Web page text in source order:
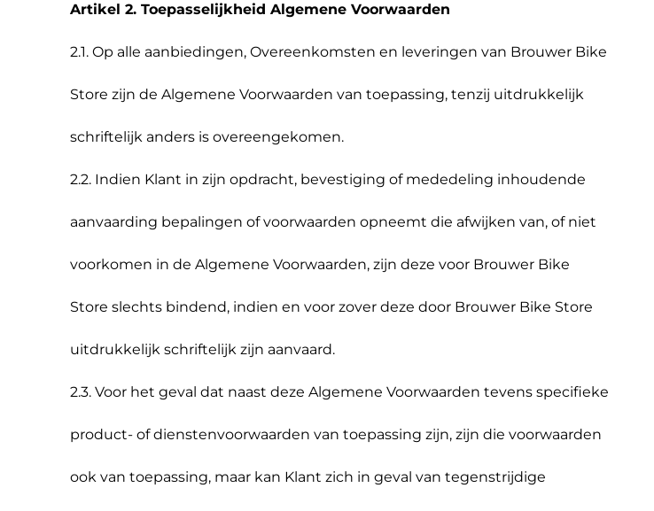
Artikel 2. Toepasselijkheid Algemene Voorwaarden
2.1. Op alle aanbiedingen, Overeenkomsten en leveringen van Brouwer Bike
Store zijn de Algemene Voorwaarden van toepassing, tenzij uitdrukkelijk
schriftelijk anders is overeengekomen.
2.2. Indien Klant in zijn opdracht, bevestiging of mededeling inhoudende
aanvaarding bepalingen of voorwaarden opneemt die afwijken van, of niet
voorkomen in de Algemene Voorwaarden, zijn deze voor Brouwer Bike
Store slechts bindend, indien en voor zover deze door Brouwer Bike Store
uitdrukkelijk schriftelijk zijn aanvaard.
2.3. Voor het geval dat naast deze Algemene Voorwaarden tevens specifieke
product- of dienstenvoorwaarden van toepassing zijn, zijn die voorwaarden
ook van toepassing, maar kan Klant zich in geval van tegenstrijdige